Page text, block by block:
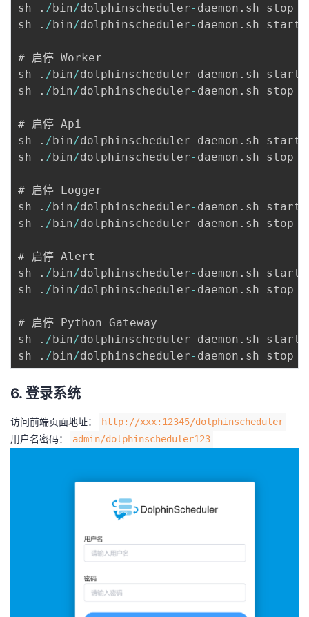
sh
. /bin/dolphinscheduler- daemon . sh stop
sh
. /bin/dolphinscheduler- daemon . sh start
# 启停 Worker
sh
. /bin/dolphinscheduler- daemon . sh start
sh
. /bin/dolphinscheduler- daemon . sh stop
# 启停 Api
sh
. /bin/dolphinscheduler- daemon . sh start
sh
. /bin/dolphinscheduler- daemon . sh stop
# 启停 Logger
sh
. /bin/dolphinscheduler- daemon . sh start
sh
. /bin/dolphinscheduler- daemon . sh stop
# 启停 Alert
sh
. /bin/dolphinscheduler- daemon . sh start
sh
. /bin/dolphinscheduler- daemon . sh stop
# 启停 Python Gateway
sh
. /bin/dolphinscheduler- daemon . sh start
sh
. /bin/dolphinscheduler- daemon . sh stop
6. 登录系统
访问前端页面地址： http://xxx:12345/dolphinscheduler
用户名密码： admin/dolphinscheduler123